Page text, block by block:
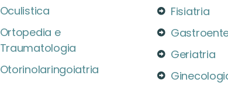
Oculistica
Ortopedia e
Traumatologia
Otorinolaringoiatria
Fisiatria
Geriatria